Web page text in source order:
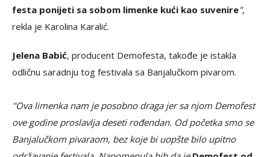
festa ponijeti sa sobom limenke kući kao suvenire",
rekla je Karolina Karalić.
Jelena Babić, producent Demofesta, takođe je istakla
odličnu saradnju tog festivala sa Banjalučkom pivarom.
"Ova limenka nam je posobno draga jer sa njom Demofest
ove godine proslavlja deseti rođendan. Od početka smo se
Banjalučkom pivaraom, bez koje bi uopšte bilo upitno